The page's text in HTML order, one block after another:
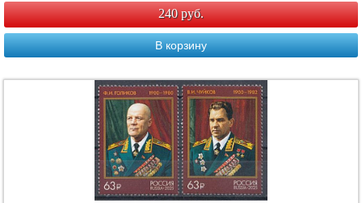
240 руб.
В корзину